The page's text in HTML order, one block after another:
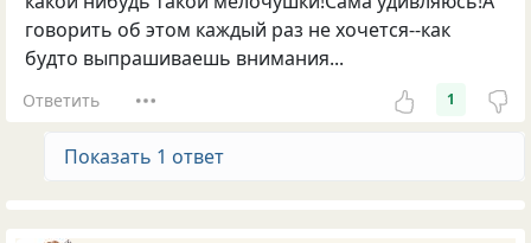
говорить об этом каждый раз не хочется--как
будто выпрашиваешь внимания...
Ответить 1
Показать 1 ответ